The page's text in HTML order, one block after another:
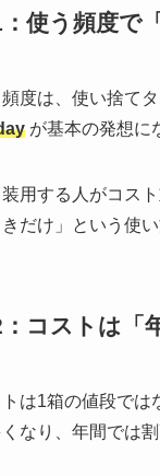
使う頻度で
度は、使い捨て
が基本の発想に
用する人がコス
だけ」という使
コストは「
は1箱の値段では
なり、年間では